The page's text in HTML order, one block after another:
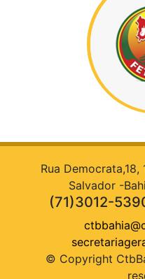
Rua
Salvador -
(71)3012-
© Copyright